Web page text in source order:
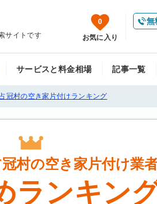
サイトです
0
お気に入り
無
サービスと料金相場 記事一覧
冠村の空き家片付けランキング
村の空き家片付け業
ランキン